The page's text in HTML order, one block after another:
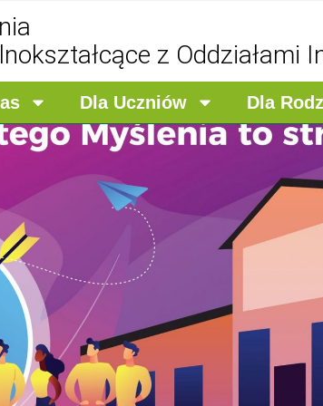
z Oddziałami
Dla Uczniów Dla